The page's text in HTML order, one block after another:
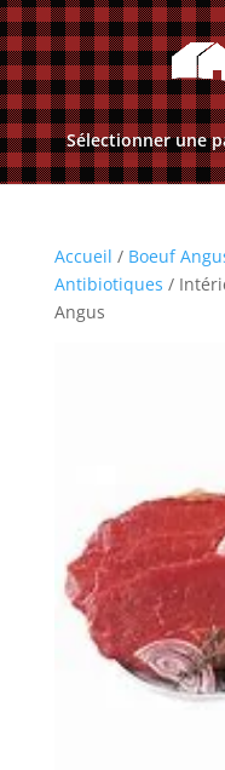
Sélectionner une
Accueil / Boeuf
Antibiotiques /
Angus